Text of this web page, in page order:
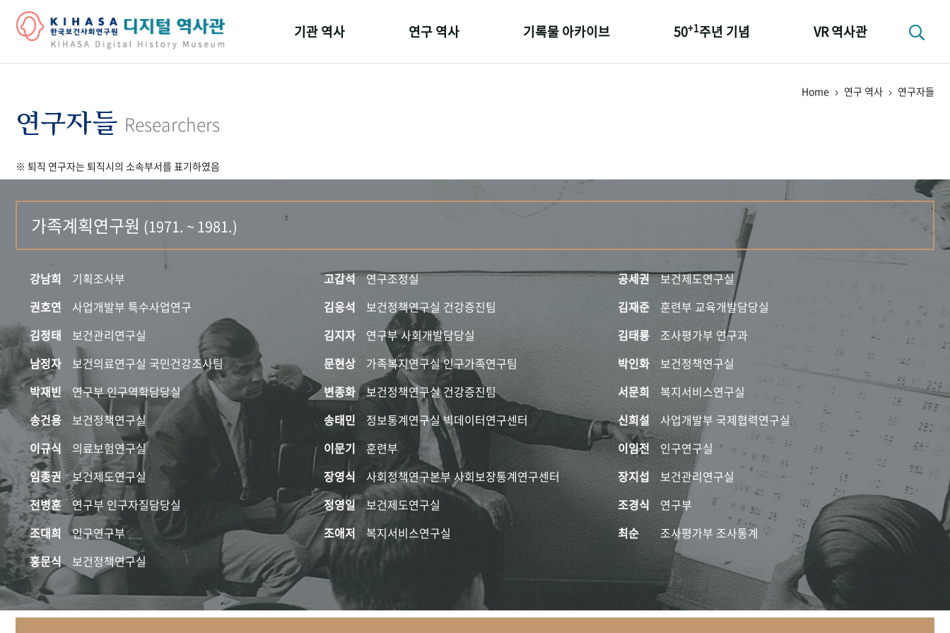
기관 역사 연구 역사 기록물 아카이브 50+1주년 기념 VR 역사관
Home 연구 역사 연구자들
연구자들 Researchers
※ 퇴직 연구자는 퇴직시의 소속부서를 표기하였음
가족계획연구원 (1971. ~ 1981.)
강남희 기획조사부 고갑석 연구조정실 공세권
보건제도연구실
권호연
사업개발부 특수사업연구 김응석 보건정책연구실 건강증진팀 김재준
훈련부 교육개발담당실
김정태
보건관리연구실 김지자 연구부 사회개발담당실 김태룡
조사평가부 연구과
남정자
보건의료연구실 국민건강조사팀 문현상 가족복지연구실 인구가족연구팀 박인화
보건정책연구실
박재빈
연구부 인구역학담당실 변종화 보건정책연구실 건강증진팀 서문희
복지서비스연구실
송건용
보건정책연구실 송태민 정보통계연구실 빅데이터연구센터 신희설
사업개발부 국제협력연구실
이규식
의료보험연구실 이문기 훈련부 이임전
인구연구실
임종권
보건제도연구실 장영식 사회정책연구본부 사회보장통계연구센터 장지섭
보건관리연구실
전병훈
연구부 인구자질담당실 정영일 보건제도연구실 조경식
연구부
조대희
인구연구부 조애저 복지서비스연구실 최순
조사평가부 조사통계
홍문식
보건정책연구실